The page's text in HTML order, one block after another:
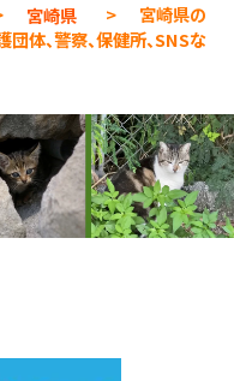
宮崎県 >
宮崎県の
体、警察、保健所、SNSな